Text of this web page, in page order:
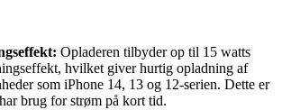
Opladeren tilbyder op til 15 watts
hvilket giver hurtig opladning af
som iPhone 14, 13 og 12-serien. Dette er
brug for strøm på kort tid.